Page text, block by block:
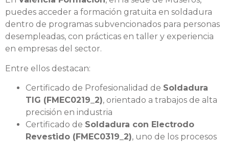
puedes acceder a formación gratuita en soldadura
dentro de programas subvencionados para personas
desempleadas, con prácticas en taller y experiencia
en empresas del sector.
Entre ellos destacan:
Certificado de Profesionalidad de Soldadura
TIG (FMEC0219_2), orientado a trabajos de alta
precisión en industria
Certificado de Soldadura con Electrodo
Revestido (FMEC0319_2), uno de los procesos